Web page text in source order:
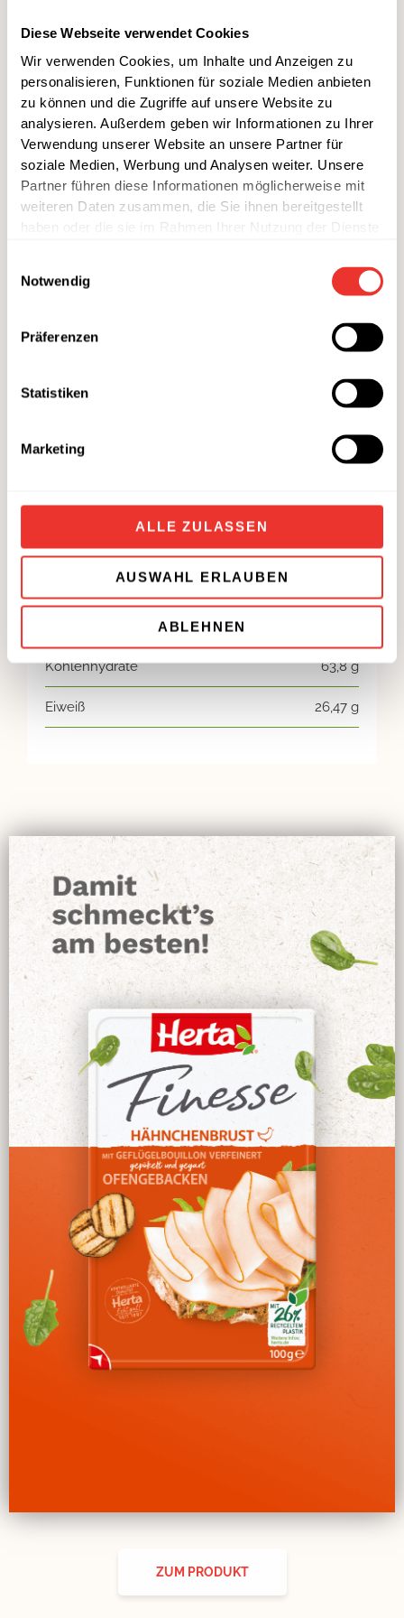
Diese Webseite verwendet Cookies
Wir verwenden Cookies, um Inhalte und Anzeigen zu
personalisieren, Funktionen für soziale Medien anbieten
zu können und die Zugriffe auf unsere Website zu
analysieren. Außerdem geben wir Informationen zu Ihrer
Verwendung unserer Website an unsere Partner für
soziale Medien, Werbung und Analysen weiter. Unsere
Partner führen diese Informationen möglicherweise mit
weiteren Daten zusammen, die Sie ihnen bereitgestellt
haben oder die sie im Rahmen Ihrer Nutzung der Dienste
Notwendig
Präferenzen
Statistiken
Marketing
ALLE ZULASSEN
AUSWAHL ERLAUBEN
ABLEHNEN
2 Gurken
3 Tomaten
1/2 rote Zwiebel
Handvoll Oliven
2 Knoblauchzehen
ÖL & ESSIG
1 Esslöffel Olivenöl
Handvoll frische Petersilie
Optional: frische Minze oder Dill, gehackt
Nährwerte
Kohlenhydrate 63,8 g
Eiweiß 26,47 g
ZUM PRODUKT